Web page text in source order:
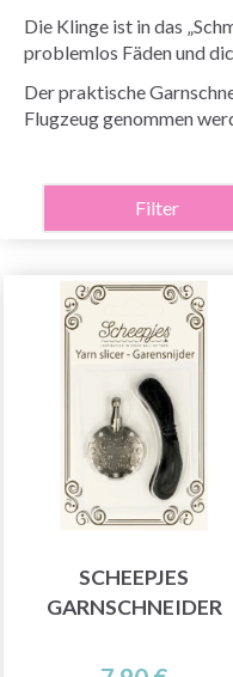
Die Klinge ist in das
problemlos Fäden und
Der praktische
Flugzeug genommen
Filter
SCHEEPJES
GARNSCHNEIDER